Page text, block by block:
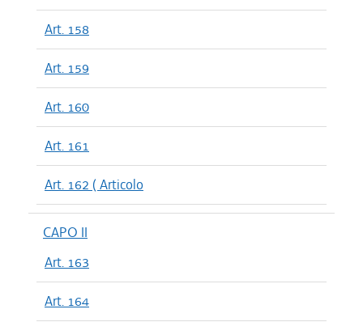
Art. 158
Art. 159
Art. 160
Art. 161
Art. 162 ( Articolo
CAPO II
Art. 163
Art. 164